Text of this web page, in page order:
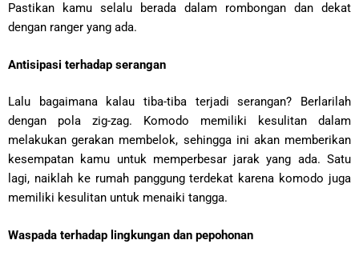
Pastikan kamu selalu berada dalam rombongan dan dekat
dengan ranger yang ada.
Antisipasi terhadap serangan
Lalu bagaimana kalau tiba-tiba terjadi serangan? Berlarilah
dengan pola zig-zag. Komodo memiliki kesulitan dalam
melakukan gerakan membelok, sehingga ini akan memberikan
kesempatan kamu untuk memperbesar jarak yang ada. Satu
lagi, naiklah ke rumah panggung terdekat karena komodo juga
memiliki kesulitan untuk menaiki tangga.
Waspada terhadap lingkungan dan pepohonan